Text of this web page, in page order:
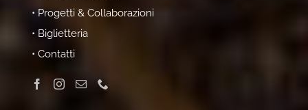
• Progetti & Collaborazioni
• Biglietteria
• Contatti